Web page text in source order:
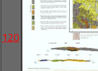
120